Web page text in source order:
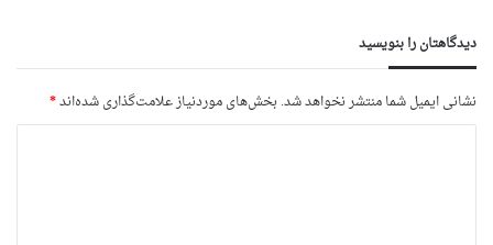
دیدگاهتان را بنویسید
نشانی ایمیل شما منتشر نخواهد شد.بخش‌های موردنیاز علامت‌گذاری شده‌اند*